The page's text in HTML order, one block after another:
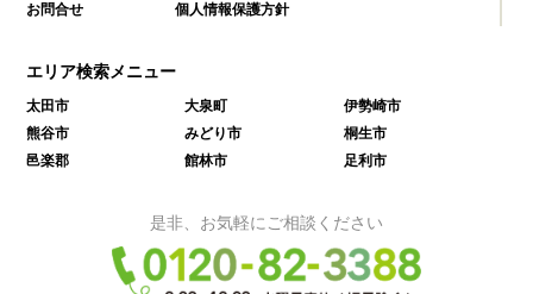
お問合せ
個人情報保護方針
エリア検索メニュー
太田市 大泉町
伊勢崎市
熊谷市
みどり市
桐生市
邑楽郡
館林市 足利市
是非、お気軽にご相談ください